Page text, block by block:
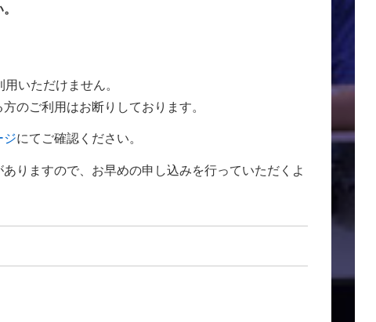
いただけません。
のご利用はお断りしております。
ジにてご確認ください。
りますので、お早めの申し込みを行っていただくよ